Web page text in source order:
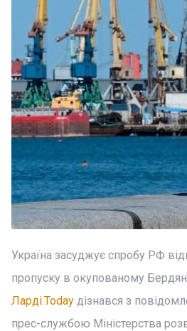
Україна засуджує спробу РФ
пропуску в окупованому
Ларді.Today дізнався з
прес-службою Міністерства